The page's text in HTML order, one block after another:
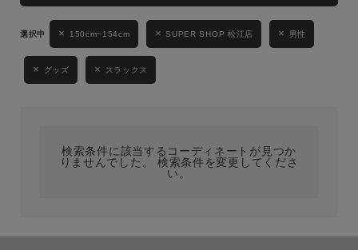
性別
MENS LADIES KIDS
ブランド
150cm~154cm SUPER SHOP 松江店 男性
グッズ スラックス
検索条件に該当するコーディネートが見つか
りませんでした。 検索条件を変更してくださ
い。